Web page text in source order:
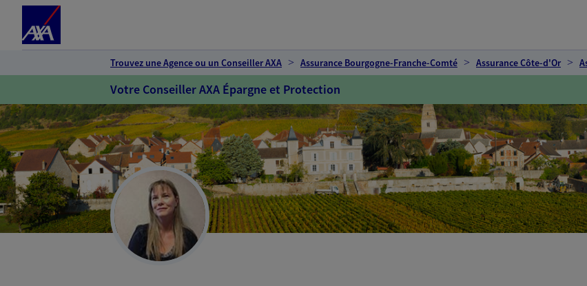
Trouvez une Agence ou un Conseiller AXA Assurance Bourgogne-Franche-Comté Assurance Côte-d'Or
Votre Conseiller AXA Épargne et Protection